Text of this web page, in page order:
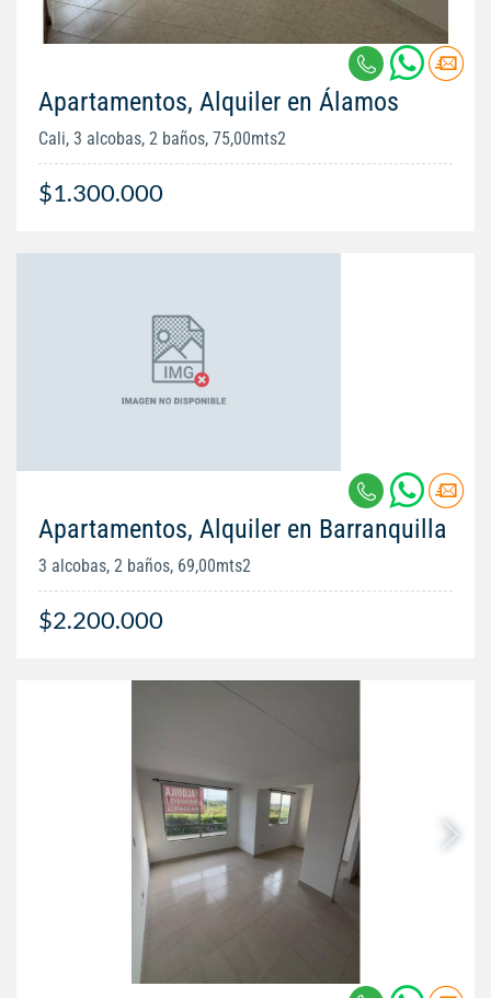
Apartamentos, Alquiler en Álamos
Cali, 3 alcobas, 2 baños, 75,00mts2
$1.300.000
Apartamentos, Alquiler en Barranquilla
3 alcobas, 2 baños, 69,00mts2
$2.200.000